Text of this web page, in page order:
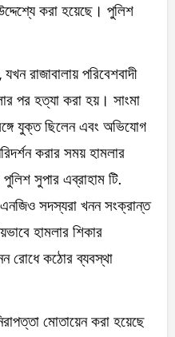
করা হয়েছে। পুলিশ
রাজাবালায় পরিবেশবাদী
পর হত্যা করা হয়। সাংমা
যুক্ত ছিলেন এবং অভিযোগ
করার সময় হামলার
সুপার এব্রাহাম টি.
এনজিও সদস্যরা খনন সংক্রান্ত
হামলার শিকার
রোধে কঠোর ব্যবস্থা
মোতায়েন করা হয়েছে